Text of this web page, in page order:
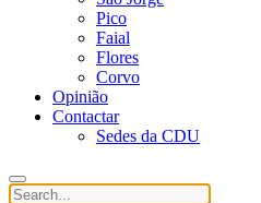
Pico
Faial
Flores
Corvo
Opinião
Contactar
Sedes da CDU